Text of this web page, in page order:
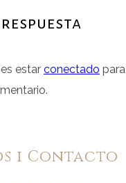
estar conectado para
i Contacto